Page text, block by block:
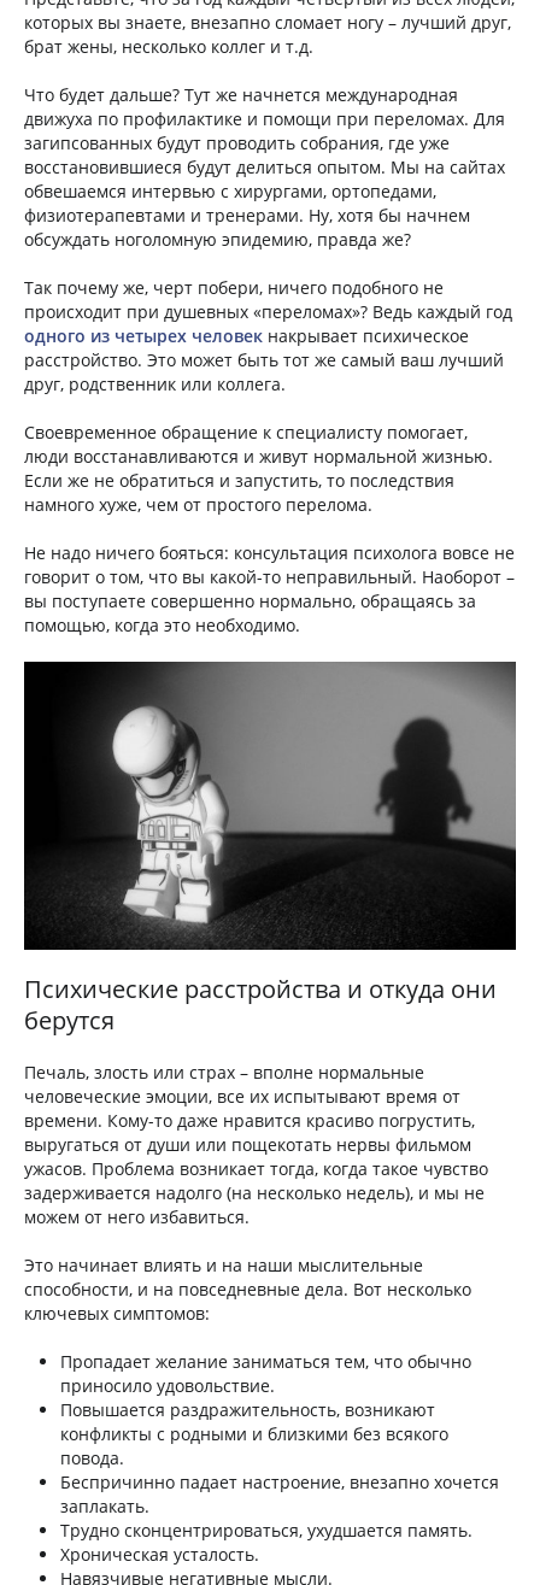
которых вы знаете, внезапно сломает ногу – лучший друг,
брат жены, несколько коллег и т.д.
Что будет дальше? Тут же начнется международная
движуха по профилактике и помощи при переломах. Для
загипсованных будут проводить собрания, где уже
восстановившиеся будут делиться опытом. Мы на сайтах
обвешаемся интервью с хирургами, ортопедами,
физиотерапевтами и тренерами. Ну, хотя бы начнем
обсуждать ноголомную эпидемию, правда же?
Так почему же, черт побери, ничего подобного не
происходит при душевных «переломах»? Ведь каждый год
одного из четырех человек накрывает психическое
расстройство. Это может быть тот же самый ваш лучший
друг, родственник или коллега.
Своевременное обращение к специалисту помогает,
люди восстанавливаются и живут нормальной жизнью.
Если же не обратиться и запустить, то последствия
намного хуже, чем от простого перелома.
Не надо ничего бояться: консультация психолога вовсе не
говорит о том, что вы какой-то неправильный. Наоборот –
вы поступаете совершенно нормально, обращаясь за
помощью, когда это необходимо.
Психические расстройства и откуда они
берутся
Печаль, злость или страх – вполне нормальные
человеческие эмоции, все их испытывают время от
времени. Кому-то даже нравится красиво погрустить,
выругаться от души или пощекотать нервы фильмом
ужасов. Проблема возникает тогда, когда такое чувство
задерживается надолго (на несколько недель), и мы не
можем от него избавиться.
Это начинает влиять и на наши мыслительные
способности, и на повседневные дела. Вот несколько
ключевых симптомов:
Пропадает желание заниматься тем, что обычно
приносило удовольствие.
Повышается раздражительность, возникают
конфликты с родными и близкими без всякого
повода.
Беспричинно падает настроение, внезапно хочется
заплакать.
Трудно сконцентрироваться, ухудшается память.
Хроническая усталость.
Навязчивые негативные мысли.